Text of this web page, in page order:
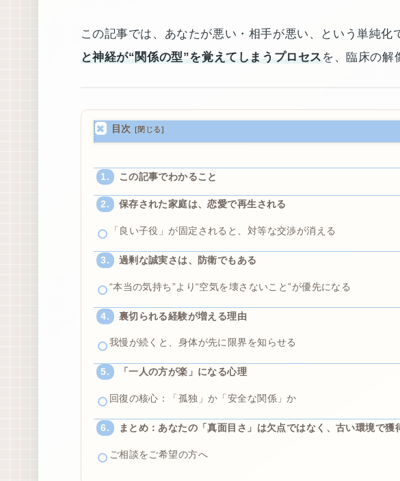
この記事では、あなたが悪い・相手が悪い、という単純化
と神経が“関係の型”を覚えてしまうプロセス を、臨床の解
目次
この記事でわかること
保存された家庭は、恋愛で再生される
「良い子役」が固定されると、対等な交渉が消える
過剰な誠実さは、防衛でもある
“本当の気持ち”より“空気を壊さないこと”が優先になる
裏切られる経験が増える理由
我慢が続くと、身体が先に限界を知らせる
「一人の方が楽」になる心理
回復の核心：「孤独」か「安全な関係」か
まとめ：あなたの「真面目さ」は欠点ではなく、古い環境で獲
ご相談をご希望の方へ